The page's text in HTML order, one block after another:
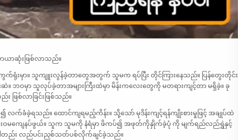
ယာဆုံးဖြစ်လာသည်။
းမှာ။ သူကျူးလွန်ခဲ့တာတွေအတွက် သူမက ရပ်ပြီး တိုင်ကြားနေသည်။ ပြန်တွေးတိုင်း
ဘဝမှာ သူလုပ်ခဲ့တာအများကြီးထဲမှာ မိန်းကလေးတွေကို မတရားကျင့်တာ မရှိခဲ့။ ခု
ဖြစ်လာခြင်းဖြစ်သည်။
ခံခဲ့ရသည်။ ထောင်ကျရမည့်ကိန်း။ သို့သော် မုဒိန်းကျင့်ရန်ကျိုးစားမှုဖြင့် အချုပ်ထဲ
းဝမကျေနပ်ဖွယ်။ သူက သူမကို နံရံမှာ ဖိကပ်၍ အဖုတ်ကိုနှိုက်ခဲ့ပုံ ကို မျက်ရည်လည်ရွှဲနှင့်
ါတည်း လည်ပင်းညှစ်သတ်ပစ်လိုက်ချင်ခဲ့သည်။